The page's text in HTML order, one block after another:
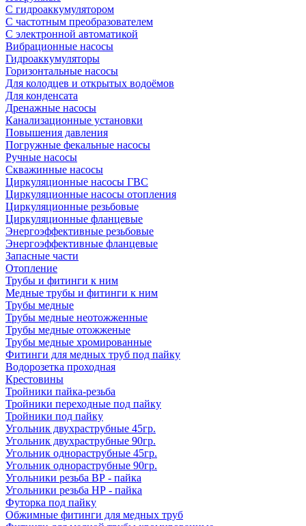
С гидроаккумулятором
С частотным преобразователем
С электронной автоматикой
Вибрационные насосы
Гидроаккумуляторы
Горизонтальные насосы
Для колодцев и открытых водоёмов
Для конденсата
Дренажные насосы
Канализационные установки
Повышения давления
Погружные фекальные насосы
Ручные насосы
Скважинные насосы
Циркуляционные насосы ГВС
Циркуляционные насосы отопления
Циркуляционные резьбовые
Циркуляционные фланцевые
Энергоэффективные резьбовые
Энергоэффективные фланцевые
Запасные части
Отопление
Трубы и фитинги к ним
Медные трубы и фитинги к ним
Трубы медные
Трубы медные неотожженные
Трубы медные отожженые
Трубы медные хромированные
Фитинги для медных труб под пайку
Водорозетка проходная
Крестовины
Тройники пайка-резьба
Тройники переходные под пайку
Тройники под пайку
Угольник двухраструбные 45гр.
Угольник двухраструбные 90гр.
Угольник однораструбные 45гр.
Угольник однораструбные 90гр.
Угольники резьба ВР - пайка
Угольники резьба НР - пайка
Футорка под пайку
Обжимные фитинги для медных труб